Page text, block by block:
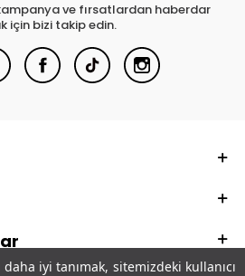
iyi tanımak, sitemizdeki kullanıcı
ve fırsatlardan haberdar
için bizi takip edin.